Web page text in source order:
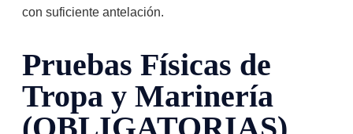
con suficiente antelación.
Pruebas Físicas de
Tropa y Marinería